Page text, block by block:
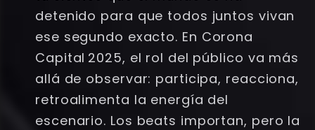
detenido para que todos juntos vivan
ese segundo exacto. En Corona
Capital 2025, el rol del público va más
allá de observar: participa, reacciona,
retroalimenta la energía del
escenario. Los beats importan, pero la